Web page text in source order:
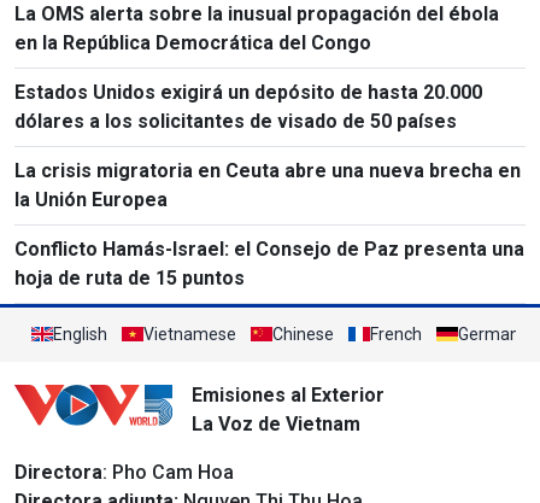
La OMS alerta sobre la inusual propagación del ébola
en la República Democrática del Congo
Estados Unidos exigirá un depósito de hasta 20.000
dólares a los solicitantes de visado de 50 países
La crisis migratoria en Ceuta abre una nueva brecha en
la Unión Europea
Conflicto Hamás-Israel: el Consejo de Paz presenta una
hoja de ruta de 15 puntos
English Vietnamese Chinese French German
Emisiones al Exterior
La Voz de Vietnam
Directora: Pho Cam Hoa